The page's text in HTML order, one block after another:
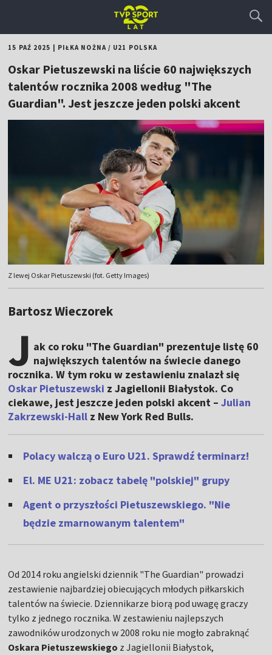
15 PAŹ 2025 PIŁKA NOŻNA/ U21 POLSKA
Oskar Pietuszewski na liście 60 największych
talentów rocznika 2008 według "The
Guardian". Jest jeszcze jeden polski akcent
Z lewej Oskar Pietuszewski (fot. Getty Images)
Bartosz Wieczorek
J ak co roku "The Guardian" prezentuje listę 60
największych talentów na świecie danego
rocznika. W tym roku w zestawieniu znalazł się
Oskar Pietuszewski z Jagiellonii Białystok. Co
ciekawe, jest jeszcze jeden polski akcent –Julian
Zakrzewski-Hall z New York Red Bulls.
Polacy walczą o Euro U21. Sprawdź terminarz!
El. ME U21: zobacz tabelę "polskiej" grupy
Agent o przyszłości Pietuszewskiego. "Nie
będzie zmarnowanym talentem"
Od 2014 roku angielski dziennik "The Guardian" prowadzi
zestawienie najbardziej obiecujących młodych piłkarskich
talentów na świecie. Dziennikarze biorą pod uwagę graczy
tylko z jednego rocznika. W zestawieniu najlepszych
zawodników urodzonych w 2008 roku nie mogło zabraknąć
Oskara Pietuszewskiego z Jagiellonii Białystok,